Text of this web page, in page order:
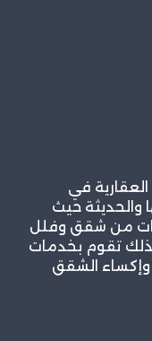
في
حيث
من شقق وفلل
تقوم بخدمات
وإكساء الشقق